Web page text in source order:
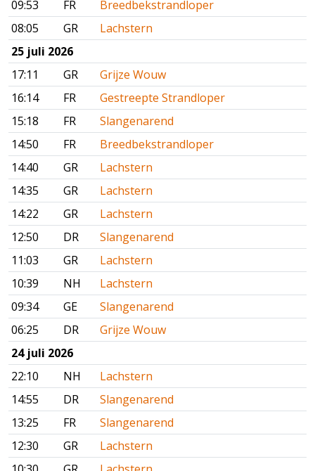
09:53
FR
Breedbekstrandloper
08:05
GR
Lachstern
25 juli 2026
17:11
GR
Grijze Wouw
16:14
FR
Gestreepte Strandloper
15:18
FR
Slangenarend
14:50
FR
Breedbekstrandloper
14:40
GR
Lachstern
14:35
GR
Lachstern
14:22
GR
Lachstern
12:50
DR
Slangenarend
11:03
GR
Lachstern
10:39
NH
Lachstern
09:34
GE
Slangenarend
06:25
DR
Grijze Wouw
24 juli 2026
22:10
NH
Lachstern
14:55
DR
Slangenarend
13:25
FR
Slangenarend
12:30
GR
Lachstern